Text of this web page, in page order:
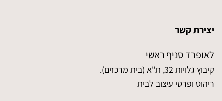
יצירת קשר
לאופרד סניף ראשי
קיבוץ גלויות 32, ת"א (בית מרכזים).
ריהוט ופרטי עיצוב לבית